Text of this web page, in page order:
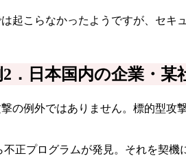
起こらなかったようですが、セキ
．日本国内の企業・某
の例外ではありません。標的型
正プログラムが発見。それを契